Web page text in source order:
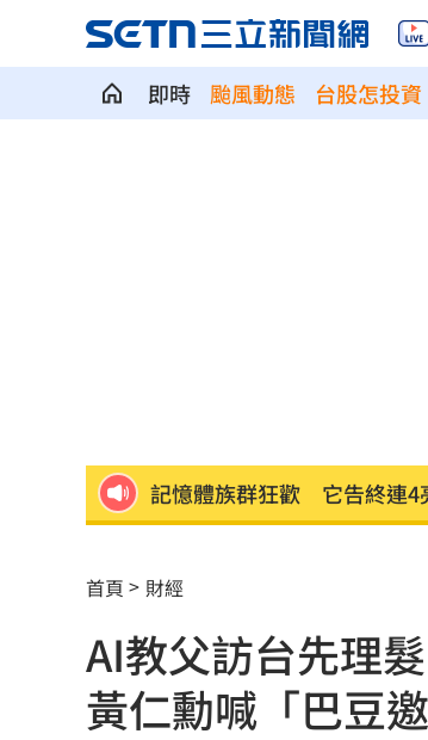
即時 颱風動態 台股怎投資
記憶體族群狂歡 它告終連4
《玫瑰瞳鈴眼》隔27年突翻
長榮航12/1直飛印度德里
黃仁勳個資外洩 「黑夜奇俠
首頁 財經
AI教父訪台先理
黃仁勳喊「巴豆邀